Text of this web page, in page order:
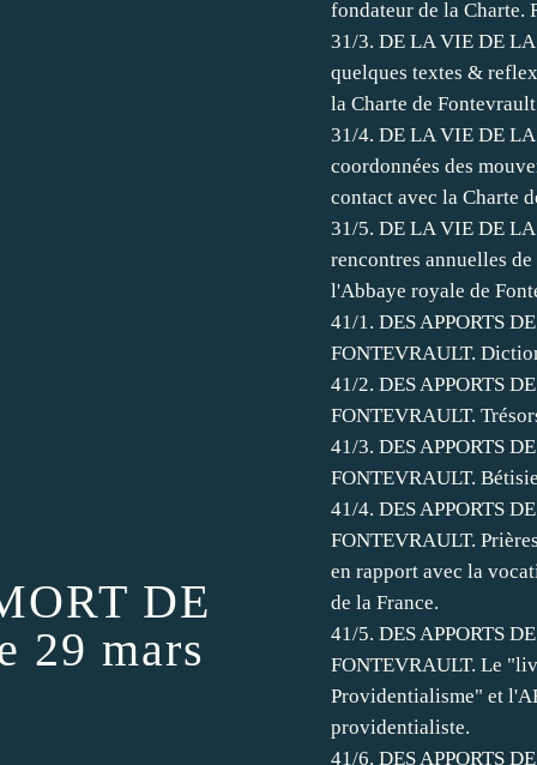
DE
29 mars
fondateur de la Charte.
31/3. DE LA VIE DE
quelques textes &
la Charte de
31/4. DE LA VIE DE
coordonnées des
contact avec la Charte
31/5. DE LA VIE DE
rencontres annuelles
l'Abbaye royale de
41/1. DES APPORTS
FONTEVRAULT.
41/2. DES APPORTS
FONTEVRAULT.
41/3. DES APPORTS
FONTEVRAULT.
41/4. DES APPORTS
FONTEVRAULT.
en rapport avec la
de la France.
41/5. DES APPORTS
FONTEVRAULT. Le
Providentialisme" et
providentialiste.
41/6. DES APPORTS